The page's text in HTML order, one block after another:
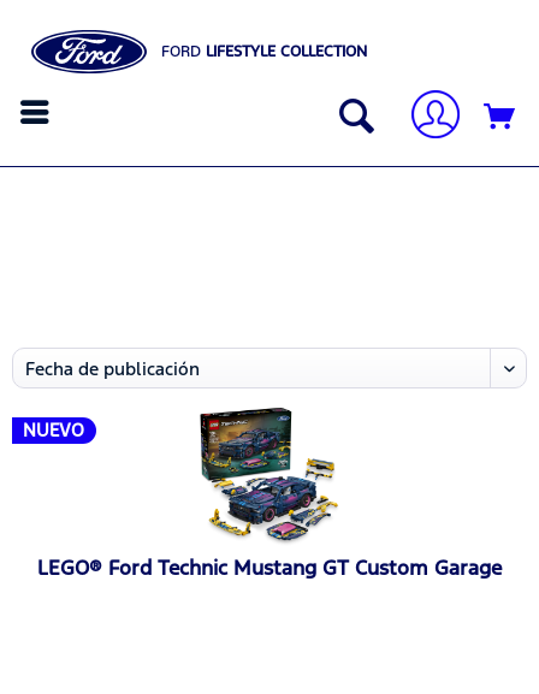
FORD LIFESTYLE COLLECTION
NUEVO
LEGO® Ford Technic Mustang GT Custom Garage